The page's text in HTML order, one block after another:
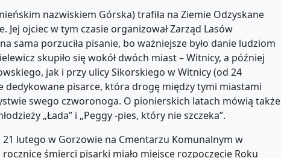
nazwiskiem Górska) trafiła na Ziemie Odzyskane
ojciec w tym czasie organizował Zarząd Lasów
sama porzuciła pisanie, bo ważniejsze było danie ludziom
skupiło się wokół dwóch miast – Witnicy, a później
jak i przy ulicy Sikorskiego w Witnicy (od 24
pisarce, która drogę między tymi miastami
swego czworonoga. O pionierskich latach mówią także
„Łada” i „Peggy -pies, który nie szczeka”.
21 lutego w Gorzowie na Cmentarzu Komunalnym w
rocznicę śmierci pisarki miało miejsce rozpoczęcie Roku